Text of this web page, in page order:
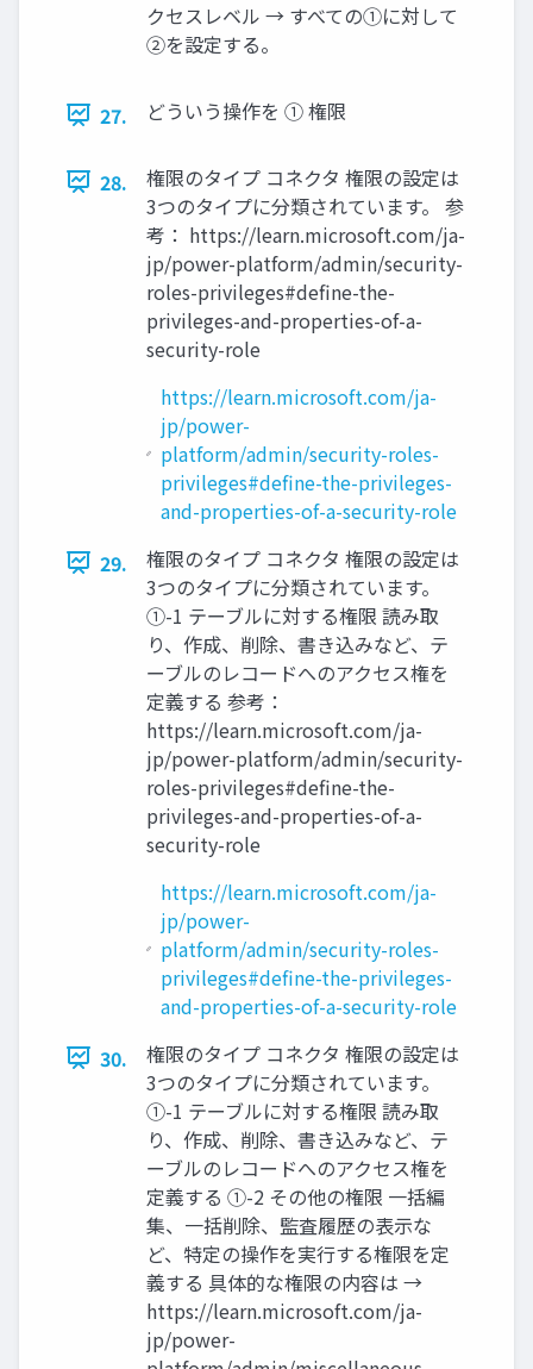
クセスレベル → すべての①に対して
②を設定する。
27. どういう操作を ① 権限
28.
権限のタイプ コネクタ 権限の設定は
3つのタイプに分類されています。 参
考： https://learn.microsoft.com/ja-
jp/power-platform/admin/security-
roles-privileges#define-the-
privileges-and-properties-of-a-
security-role
https://learn.microsoft.com/ja-
jp/power-
platform/admin/security-roles-
privileges#define-the-privileges-
and-properties-of-a-security-role
29.
権限のタイプ コネクタ 権限の設定は
3つのタイプに分類されています。
①-1 テーブルに対する権限 読み取
り、作成、削除、書き込みなど、テ
ーブルのレコードへのアクセス権を
定義する 参考：
https://learn.microsoft.com/ja-
jp/power-platform/admin/security-
roles-privileges#define-the-
privileges-and-properties-of-a-
security-role
https://learn.microsoft.com/ja-
jp/power-
platform/admin/security-roles-
privileges#define-the-privileges-
and-properties-of-a-security-role
30.
権限のタイプ コネクタ 権限の設定は
3つのタイプに分類されています。
①-1 テーブルに対する権限 読み取
り、作成、削除、書き込みなど、テ
ーブルのレコードへのアクセス権を
定義する ①-2 その他の権限 一括編
集、一括削除、監査履歴の表示な
ど、特定の操作を実行する権限を定
義する 具体的な権限の内容は →
https://learn.microsoft.com/ja-
jp/power-